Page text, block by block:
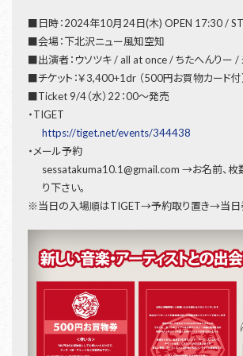
■日時：2024年10月24日(木) OPEN 17:30 /
■会場：下北沢ニュー風知空知
■出演者：ウソツキ / all at once / ちたへんりー
■チケット：￥3,400+1dr （500円お買物カード付
■Ticket 9/4（水）22：00～発売
・TIGET
https://tiget.net/events/344438
・メール予約
sessatakuma10.1@gmail.com →お名前、枚
り下さい。
※当日の入場順はTIGET→予約取り置き→当日券